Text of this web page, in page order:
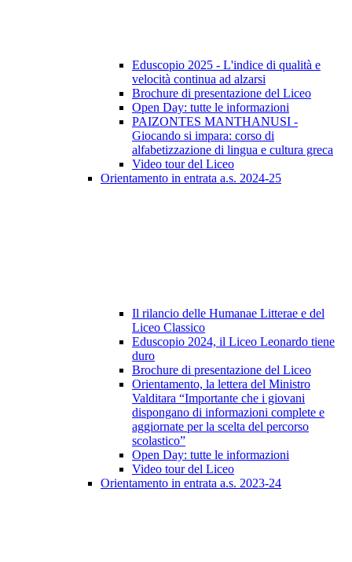
Eduscopio 2025 - L'indice di qualità e
velocità continua ad alzarsi
Brochure di presentazione del Liceo
Open Day: tutte le informazioni
PAIZONTES MANTHANUSI -
Giocando si impara: corso di
alfabetizzazione di lingua e cultura greca
Video tour del Liceo
Orientamento in entrata a.s. 2024-25
Il rilancio delle Humanae Litterae e del
Liceo Classico
Eduscopio 2024, il Liceo Leonardo tiene
duro
Brochure di presentazione del Liceo
Orientamento, la lettera del Ministro
Valditara “Importante che i giovani
dispongano di informazioni complete e
aggiornate per la scelta del percorso
scolastico”
Open Day: tutte le informazioni
Video tour del Liceo
Orientamento in entrata a.s. 2023-24